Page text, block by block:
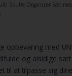
Skuffe Organizer Sæt med
opbevaring med
og alsidige
til at tilpasse sig